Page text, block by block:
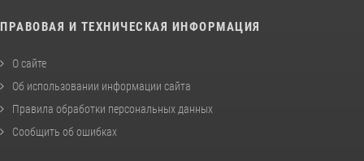
ПРАВОВАЯ И ТЕХНИЧЕСКАЯ ИНФОРМАЦИЯ
О сайте
Об использовании информации сайта
Правила обработки персональных данных
Сообщить об ошибках